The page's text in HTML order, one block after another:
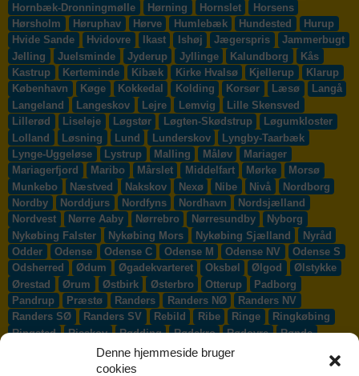
Denne hjemmeside bruger
cookies
Hornbæk-Dronningmølle
Hørning Hornslet
Horsens
Hørsholm
Høruphav Hørve Humlebæk Hundested
Hurup
Hvide Sande
Hvidovre Ikast Ishøj Jægerspris
Jammerbugt
Jelling
Juelsminde Jyderup Jyllinge Kalundborg
Kås
Kastrup
Kerteminde Kibæk Kirke Hvalsø Kjellerup
Klarup
København
Køge Kokkedal Kolding Korsør Læsø
Langå
Langeland
Langeskov Lejre Lemvig
Lille Skensved
Lillerød
Liseleje Løgstør Løgten-Skødstrup
Løgumkloster
Lolland
Løsning Lund Lunderskov
Lyngby-Taarbæk
Lynge-Uggeløse
Lystrup Malling Måløv
Mariager
Mariagerfjord
Maribo Mårslet Middelfart Mørke
Morsø
Munkebo
Næstved Nakskov Nexø Nibe Nivå
Nordborg
Nordby
Norddjurs Nordfyns Nordhavn
Nordsjælland
Nordvest
Nørre Aaby Nørrebro Nørresundby
Nyborg
Nykøbing Falster
Nykøbing Mors Nykøbing Sjælland
Nyråd
Odder
Odense Odense C Odense M Odense NV
Odense S
Odsherred
Ødum Øgadekvarteret Oksbøl Ølgod
Ølstykke
Ørestad
Ørum Østbirk Østerbro Otterup
Padborg
Pandrup
Præstø Randers Randers NØ
Randers NV
Randers SØ
Randers SV Rebild Ribe Ringe
Ringkøbing
Ringsted
Risskov Rødding Rødekro Rødovre
Rønde
Rønnede Roskilde Rudersdal
Rudkøbing
Ry Ryomgård